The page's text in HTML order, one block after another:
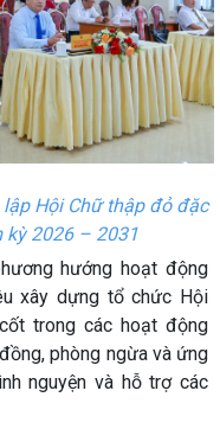
Hội Chữ thập đỏ đặc
kỳ 2026 – 2031
hướng hoạt động
xây dựng tổ chức Hội
trong các hoạt động
phòng ngừa và ứng
nguyện và hỗ trợ các